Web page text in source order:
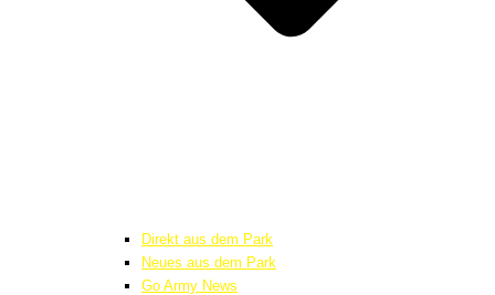
Direkt aus dem Park
Neues aus dem Park
Go Army News